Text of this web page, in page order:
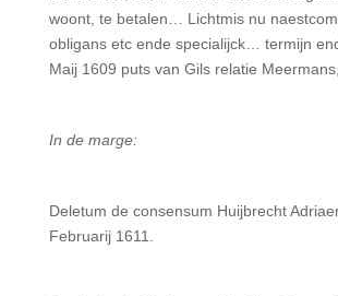
woont, te betalen… Lichtmis nu
obligans etc ende specialijck… termijn
Maij 1609 puts van Gils relatie
In de marge:
Deletum de consensum Huijbrecht
Februarij 1611.